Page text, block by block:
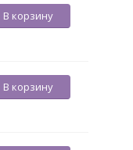
В корзину
В корзину